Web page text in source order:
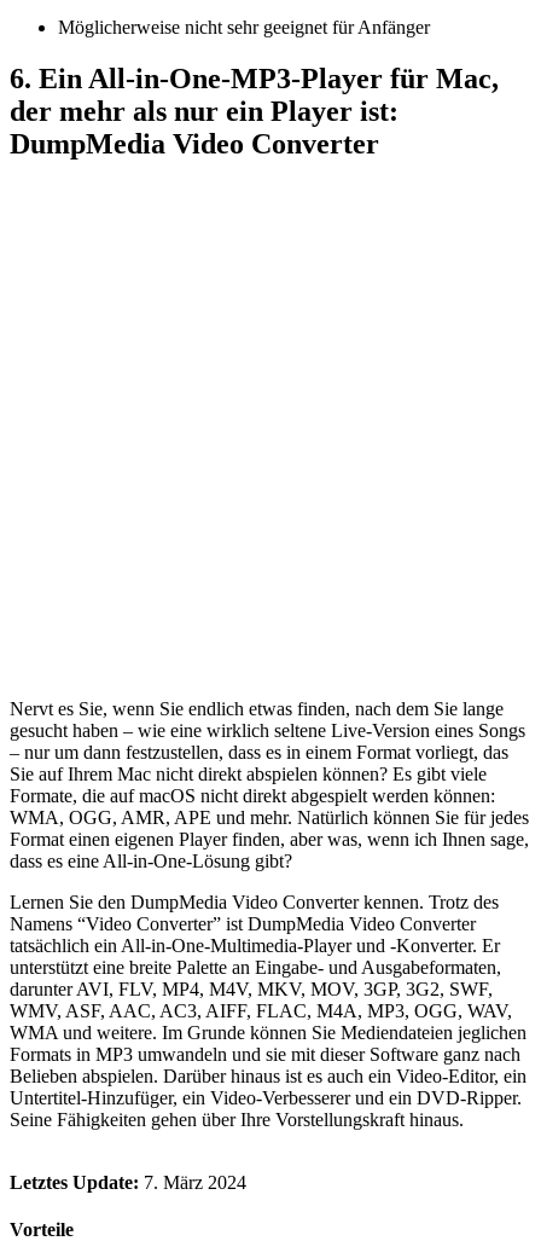
Möglicherweise nicht sehr geeignet für Anfänger
6. Ein All-in-One-MP3-Player für Mac,
der mehr als nur ein Player ist:
DumpMedia Video Converter
Nervt es Sie, wenn Sie endlich etwas finden, nach dem Sie lange
gesucht haben – wie eine wirklich seltene Live-Version eines Songs
– nur um dann festzustellen, dass es in einem Format vorliegt, das
Sie auf Ihrem Mac nicht direkt abspielen können? Es gibt viele
Formate, die auf macOS nicht direkt abgespielt werden können:
WMA, OGG, AMR, APE und mehr. Natürlich können Sie für jedes
Format einen eigenen Player finden, aber was, wenn ich Ihnen sage,
dass es eine All-in-One-Lösung gibt?
Lernen Sie den DumpMedia Video Converter kennen. Trotz des
Namens “Video Converter” ist DumpMedia Video Converter
tatsächlich ein All-in-One-Multimedia-Player und -Konverter. Er
unterstützt eine breite Palette an Eingabe- und Ausgabeformaten,
darunter AVI, FLV, MP4, M4V, MKV, MOV, 3GP, 3G2, SWF,
WMV, ASF, AAC, AC3, AIFF, FLAC, M4A, MP3, OGG, WAV,
WMA und weitere. Im Grunde können Sie Mediendateien jeglichen
Formats in MP3 umwandeln und sie mit dieser Software ganz nach
Belieben abspielen. Darüber hinaus ist es auch ein Video-Editor, ein
Untertitel-Hinzufüger, ein Video-Verbesserer und ein DVD-Ripper.
Seine Fähigkeiten gehen über Ihre Vorstellungskraft hinaus.
Letztes Update: 7. März 2024
Vorteile